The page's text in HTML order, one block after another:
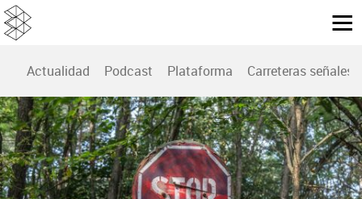
Actualidad Podcast Plataforma Carreteras señales